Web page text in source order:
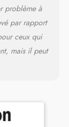
problème à
par rapport
ceux qui
mais il peut